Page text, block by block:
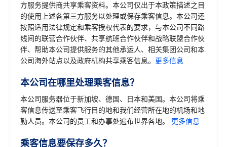
方服务提供商共享乘客资料。本公司仅出于本政策描述之目
的使用上述各第三方服务以处理或保存乘客信息。本公司还
按照适用法律规定和乘客授权代表的要求，与本公司不同路
线间的联营合作伙伴、共享航班合作伙伴和战略联盟合作伙
伴、帮助本公司提供服务的其他承运人、相关集团公司和本
公司海外站点以及政府机构共享乘客信息。 更多信息
本公司在哪里处理乘客信息？
本公司服务器位于新加坡、德国、日本和美国。本公司将乘
客信息传送至乘客飞行目的地和我们经营所在地的机场和地
勤人员。本公司的员工和办事处遍布世界各地。 更多信息
乘客信息要保存多久？